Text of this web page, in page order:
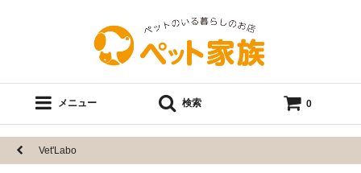
メニュー 検索 0
Vet'Labo